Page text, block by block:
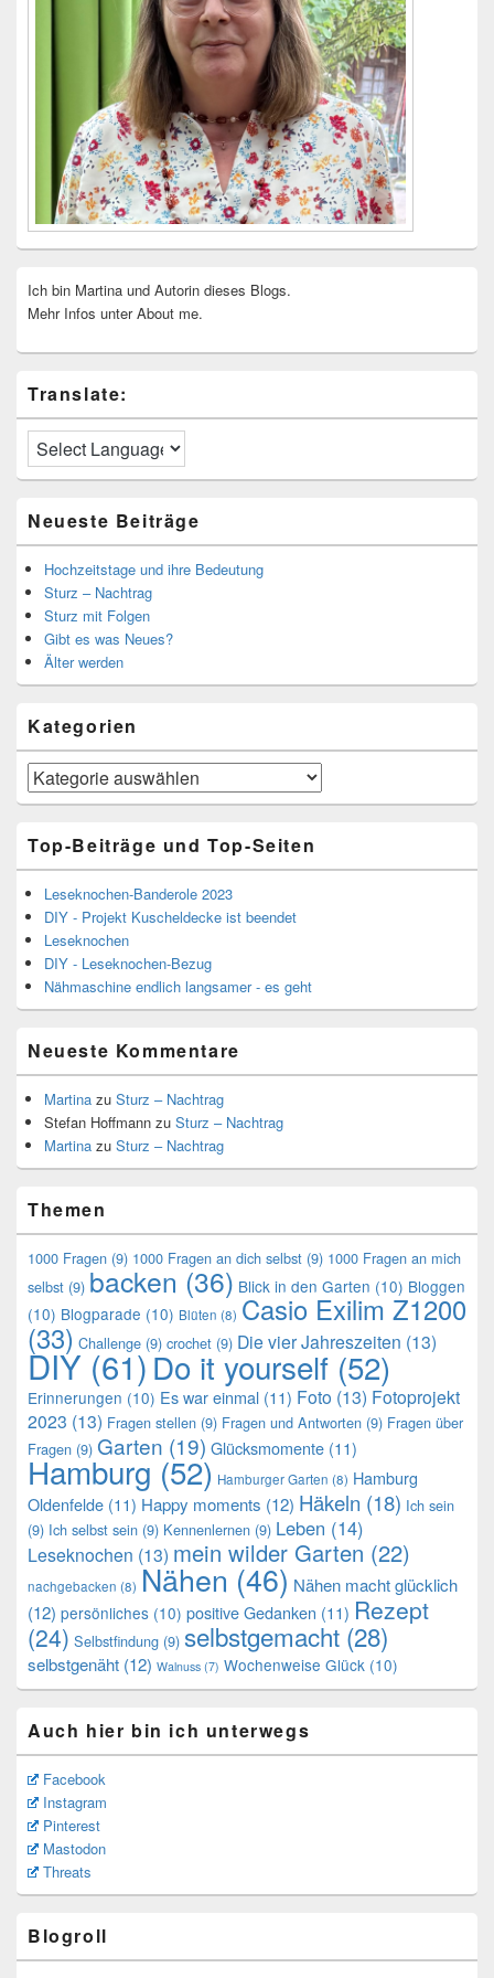
Ich bin Martina und Autorin dieses Blogs.
Mehr Infos unter About me.
Translate:
Neueste Beiträge
Hochzeitstage und ihre Bedeutung
Sturz – Nachtrag
Sturz mit Folgen
Gibt es was Neues?
Älter werden
Kategorien
Kategorien
Top-Beiträge und Top-Seiten
Leseknochen-Banderole 2023
DIY - Projekt Kuscheldecke ist beendet
Leseknochen
DIY - Leseknochen-Bezug
Nähmaschine endlich langsamer - es geht
Neueste Kommentare
Martina zu Sturz – Nachtrag
Stefan Hoffmann zu Sturz – Nachtrag
Martina zu Sturz – Nachtrag
Themen
1000 Fragen (9) 1000 Fragen an dich selbst (9) 1000 Fragen an mich
selbst (9) backen (36) Blick in den Garten (10) Bloggen
(10) Blogparade (10) Blüten (8) Casio Exilim Z1200
(33) Challenge (9) crochet (9) Die vier Jahreszeiten (13)
DIY (61)Do it yourself (52)
Erinnerungen (10) Es war einmal (11) Foto (13) Fotoprojekt
2023 (13) Fragen stellen (9) Fragen und Antworten (9) Fragen über
Fragen (9) Garten (19) Glücksmomente (11)
Hamburg (52) Hamburger Garten (8) Hamburg
Oldenfelde (11) Happy moments (12) Häkeln (18) Ich sein
(9) Ich selbst sein (9) Kennenlernen (9) Leben (14)
Leseknochen (13) mein wilder Garten (22)
nachgebacken (8) Nähen (46) Nähen macht glücklich
(12) persönliches (10) positive Gedanken (11) Rezept
(24) Selbstfindung (9) selbstgemacht (28)
selbstgenäht (12) Walnuss (7) Wochenweise Glück (10)
Auch hier bin ich unterwegs
Facebook
Instagram
Pinterest
Mastodon
Threats
Blogroll